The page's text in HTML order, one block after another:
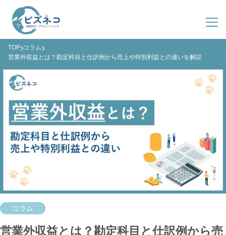
サービス紹介
ビズネコとは？
サービス一覧
導入までの流れ
ファクタリング
導入事例
料金プラン
会社概要
よくある質問
(平日 9:00-19:00)
資料ダウンロード
TOP コラム
営業外収益とは？勘定科目と仕訳例から売上や特別利益との違いを解説
コラム
営業外収益とは？勘定科目と仕訳例から売